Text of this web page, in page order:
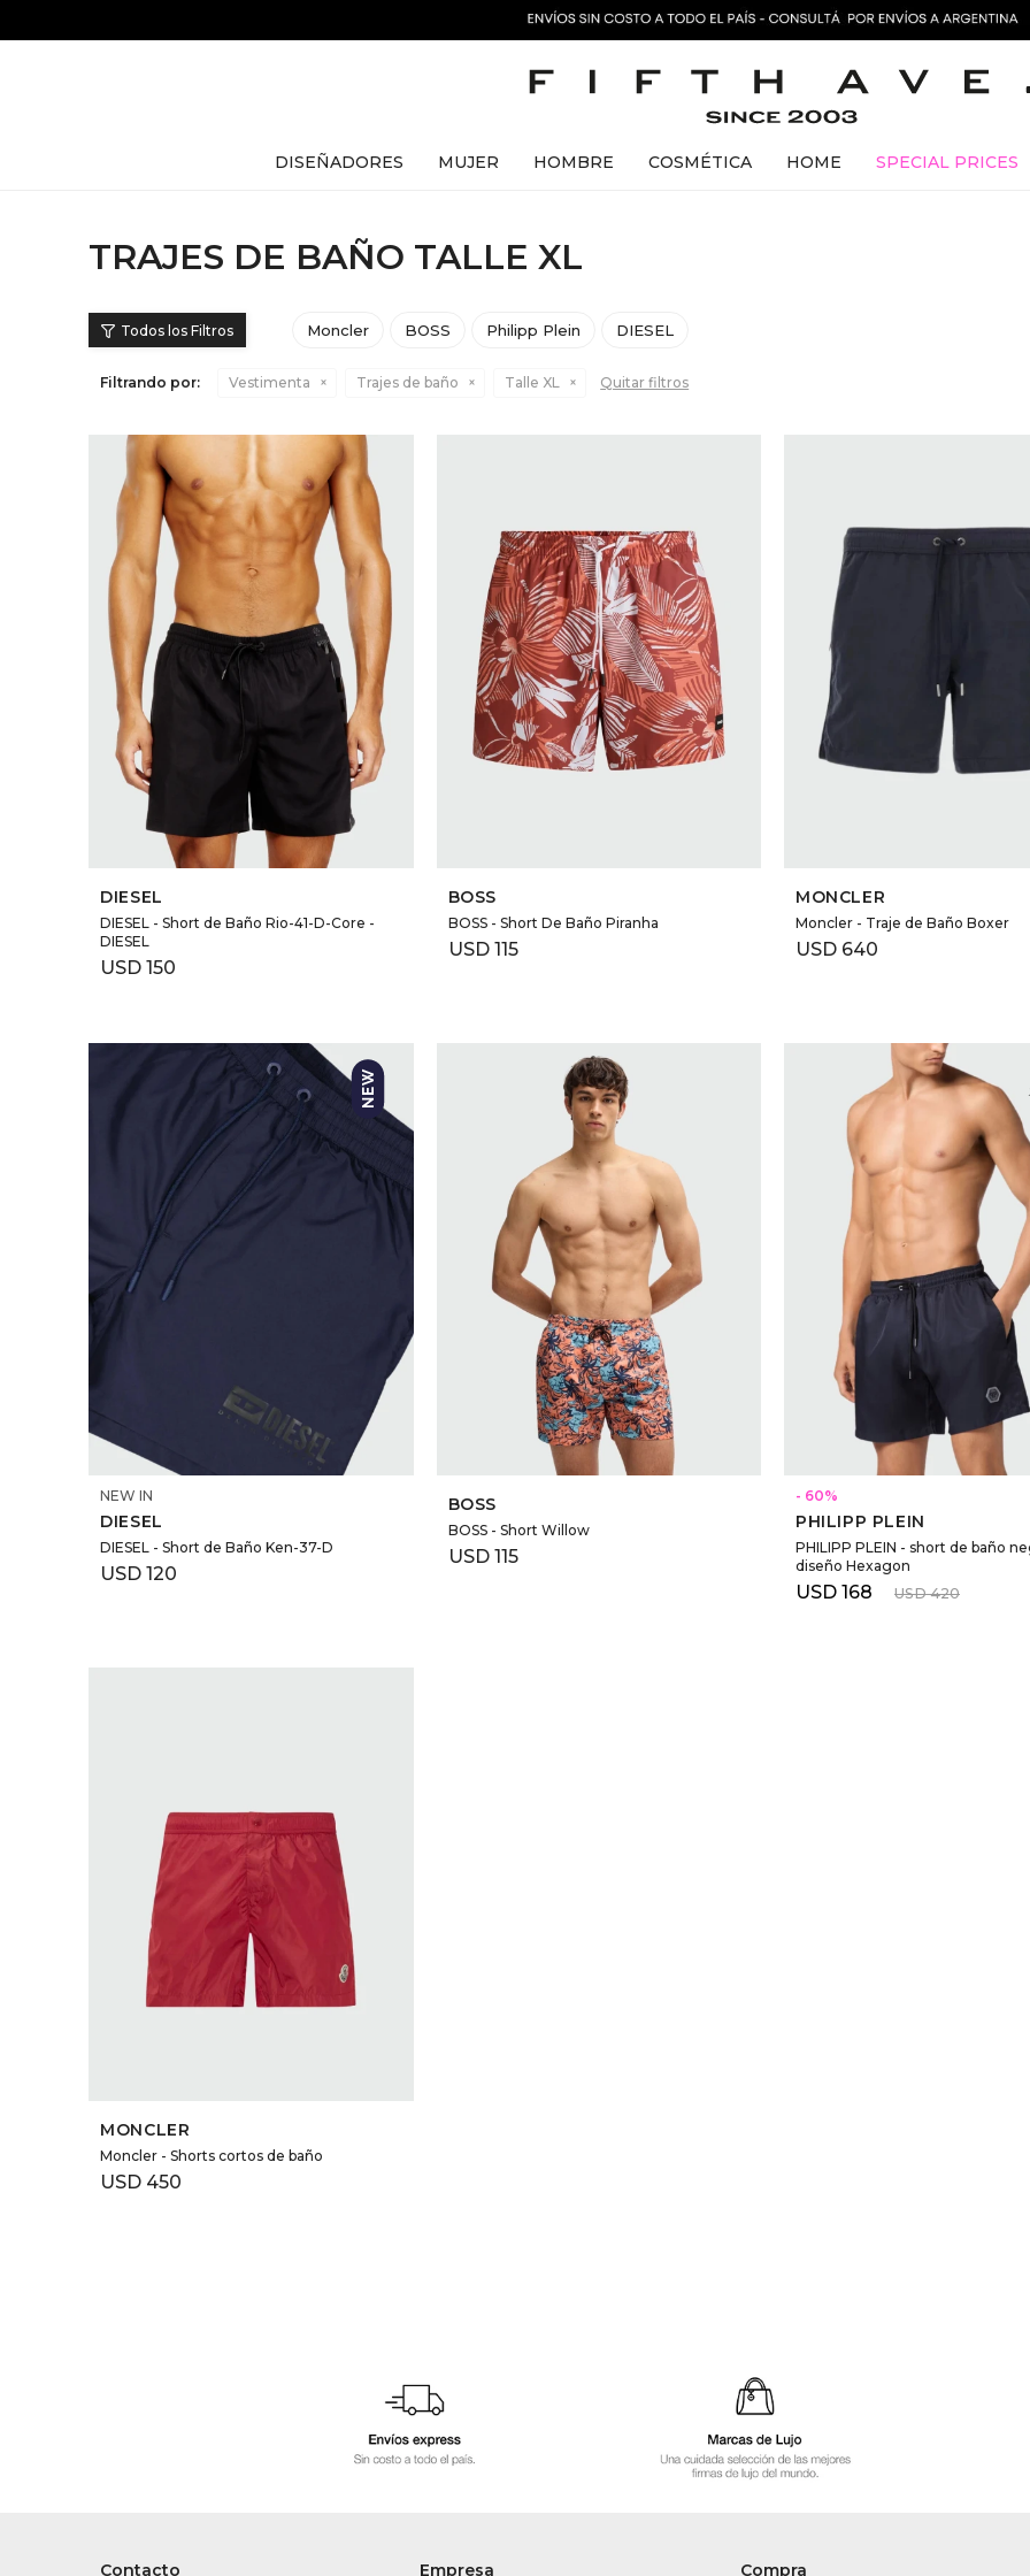
DISEÑADORES MUJER HOMBRE COSMÉTICA HOME SPECIAL PRICES
TRAJES DE BAÑO TALLE XL
Moncler BOSS Philipp Plein DIESEL
Filtrando por: Vestimenta Trajes de baño Talle XL Quitar filtros
SELECCIONAR TALLE
DIESEL
DIESEL - Short de Baño Rio-41-D-Core -
DIESEL
USD 150
BOSS
BOSS - Short De Baño Piranha
USD 115
MONCLER
Moncler - Traje de Baño Boxer
USD 640
SELECCIONAR TALLE
NEW IN
DIESEL
DIESEL - Short de Baño Ken-37-D
USD 120
SELECCIONAR TALLE
BOSS
BOSS - Short Willow
USD 115
SELECCIONAR TALLE
60
PHILIPP PLEIN
PHILIPP PLEIN - short de baño
diseño Hexagon
USD 168 USD 420
MONCLER
Moncler - Shorts cortos de baño
USD 450
Contacto Empresa Compra